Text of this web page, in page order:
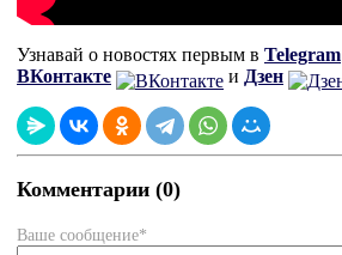
Узнавай о новостях первым в Telegram
ВКонтакте
и Дзен
Комментарии (0)
Ваше сообщение*